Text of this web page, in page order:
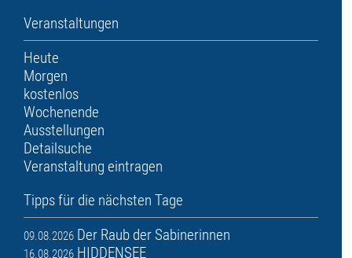
Veranstaltungen
Heute
Morgen
kostenlos
Wochenende
Ausstellungen
Detailsuche
Veranstaltung eintragen
Tipps für die nächsten Tage
09.08.2026 Der Raub der Sabinerinnen
16.08.2026 HIDDENSEE